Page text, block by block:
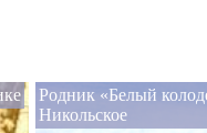
Родник «Белый
Никольское